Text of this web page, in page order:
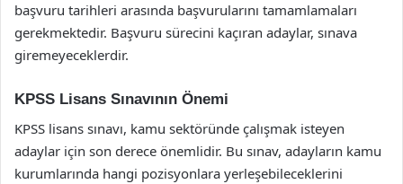
başvuru tarihleri arasında başvurularını tamamlamaları
gerekmektedir. Başvuru sürecini kaçıran adaylar, sınava
giremeyeceklerdir.
KPSS Lisans Sınavının Önemi
KPSS lisans sınavı, kamu sektöründe çalışmak isteyen
adaylar için son derece önemlidir. Bu sınav, adayların kamu
kurumlarında hangi pozisyonlara yerleşebileceklerini